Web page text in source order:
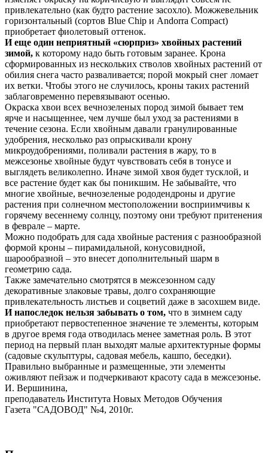
привлекательно (как будто растение засохло). Можжевельник
горизонтальный (сортов Blue Chip и Andorra Compact)
приобретает фиолетовый оттенок.
И еще один неприятный «сюрприз» хвойных растений
зимой, к которому надо быть готовым заранее. Крона
сформированных из нескольких стволов хвойных растений от
обилия снега часто разваливается; порой мокрый снег ломает
их ветки. Чтобы этого не случилось, кроны таких растений
заблаговременно перевязывают осенью.
Окраска хвои всех вечнозеленых пород зимой бывает тем
ярче и насыщеннее, чем лучше был уход за растениями в
течение сезона. Если хвойным давали гранулированные
удобрения, несколько раз опрыскивали крону
микроудобрениями, поливали растения в жару, то в
межсезонье хвойные будут чувствовать себя в тонусе и
выглядеть великолепно. Иначе зимой хвоя будет тусклой, и
все растение будет как бы поникшим. Не забывайте, что
многие хвойные, вечнозеленые рододендроны и другие
растения при солнечном местоположении восприимчивы к
горячему весеннему солнцу, поэтому они требуют притенения
в феврале – марте.
Можно подобрать для сада хвойные растения с разнообразной
формой кроны – пирамидальной, конусовидной,
шарообразной – это внесет дополнительный шарм в
геометрию сада.
Также замечательно смотрятся в межсезонном саду
декоративные злаковые травы, долго сохраняющие
привлекательность листьев и соцветий даже в засохшем виде.
И напоследок нельзя забывать о том, что в зимнем саду
приобретают первостепенное значение те элементы, которым
в другое время года отводилась менее заметная роль. В этот
период на первый план выходят малые архитектурные формы
(садовые скульптуры, садовая мебель, кашпо, беседки).
Правильно выбранные и размещенные, эти элементы
оживляют пейзаж и подчеркивают красоту сада в межсезонье.
И. Вершинина,
преподаватель Института Новых Методов Обучения
Газета "САДОВОД" №4, 2010г.